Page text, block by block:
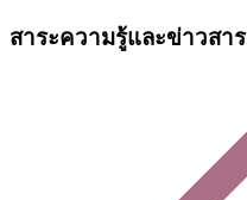
สาระความรู้และข่าวสาร